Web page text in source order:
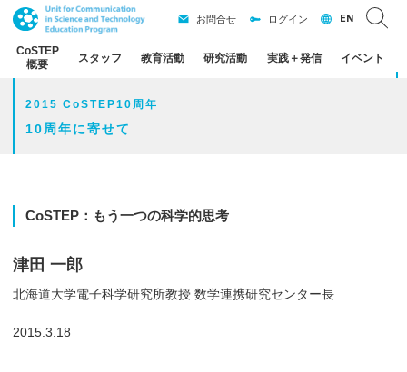
CoSTEP
概要
スタッフ 教育活動 研究活動 実践＋発信 イベント
お問合せ ログイン EN
2015 CoSTEP10周年
10周年に寄せて
CoSTEP： もう一つの科学的思考
津田 一郎
北海道大学電子科学研究所教授 数学連携研究センター長
2015.3.18